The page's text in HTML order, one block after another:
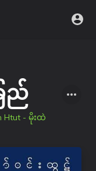
ည်
Htut - မိုးထဲ